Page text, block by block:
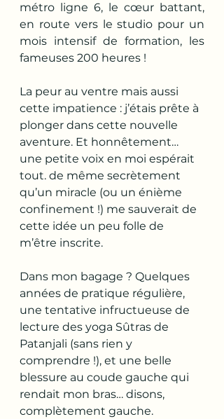
métro ligne 6, le cœur battant,
en route vers le studio pour un
mois intensif de formation, les
fameuses 200 heures !
La peur au ventre mais aussi
cette impatience : j’étais prête à
plonger dans cette nouvelle
aventure. Et honnêtement…
une petite voix en moi espérait
tout. de même secrètement
qu’un miracle (ou un énième
confinement !) me sauverait de
cette idée un peu folle de
m’être inscrite.
Dans mon bagage ? Quelques
années de pratique régulière,
une tentative infructueuse de
lecture des yoga Sûtras de
Patanjali (sans rien y
comprendre !), et une belle
blessure au coude gauche qui
rendait mon bras… disons,
complètement gauche.